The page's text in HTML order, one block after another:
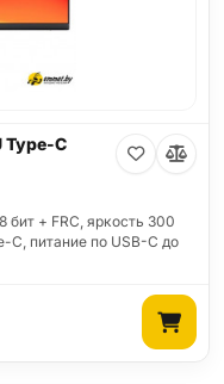
Type-C
бит + FRC, яркость 300
C, питание по USB-C до